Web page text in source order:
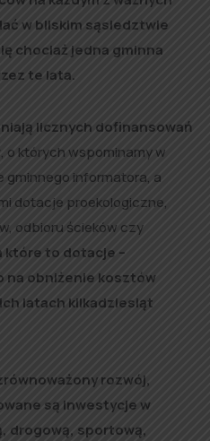
w bliskim sąsiedztwie
chociaż jedna gminna
te lata.
licznych dofinansowań
, o których wspominamy w
gminnego informatora, a
dotacje proekologiczne,
odbioru ścieków czy
które to dotacje –
na obniżenie kosztów
latach kilkadziesiąt
rozwój,
są inwestycje w
drogową, sportową,